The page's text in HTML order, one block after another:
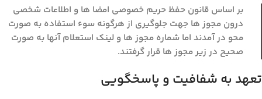
بر اساس قانون حفظ حریم خصوصی امضا ها و اطلاعات شخصی
درون مجوز ها جهت جلوگیری از هرگونه سوء استفاده به صورت
محو در آمدند اما شماره مجوز ها و لینک استعلام آنها به صورت
صحیح در زیر مجوز ها قرار گرفتند.
تعهد به شفافیت و پاسخگویی